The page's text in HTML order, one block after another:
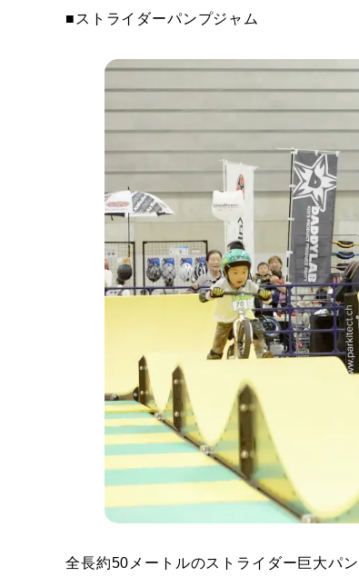
■ストライダーパンプジャム
全長約50メートルのストライダー巨大パン